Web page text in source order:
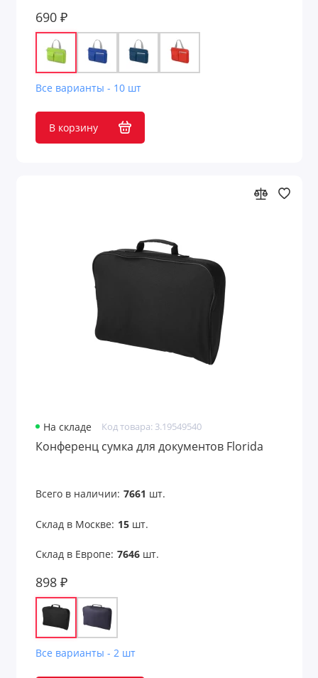
690 ₽
Все варианты - 10 шт
В корзину
На складе Код товара: 3.19549540
Конференц сумка для документов Florida
Всего в наличии: 7661 шт.
Склад в Москве: 15шт.
Склад в Европе: 7646шт.
898 ₽
Все варианты - 2 шт